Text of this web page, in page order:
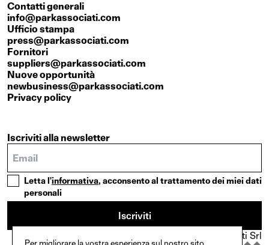
Contatti generali
info@parkassociati.com
Ufficio stampa
press@parkassociati.com
Fornitori
suppliers@parkassociati.com
Nuove opportunità
newbusiness@parkassociati.com
Privacy policy
Iscriviti alla newsletter
Letta l'informativa, acconsento al trattamento dei miei dati
personali
Iscriviti
© Copyright {2025}. Park Associati Srl
Per migliorare la vostra esperienza sul nostro sito